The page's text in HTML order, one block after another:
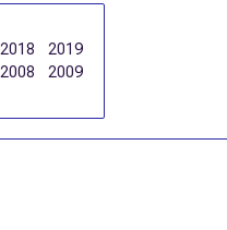
2018
2019
2008
2009